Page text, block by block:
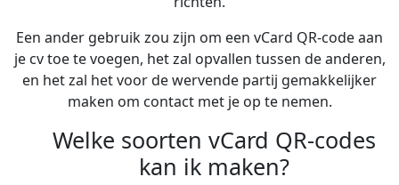
Een ander gebruik zou zijn om een vCard QR-code aan
je cv toe te voegen, het zal opvallen tussen de anderen,
en het zal het voor de wervende partij gemakkelijker
maken om contact met je op te nemen.
Welke soorten vCard QR-codes
kan ik maken?